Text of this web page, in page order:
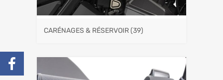
CARÉNAGES & RÉSERVOIR(39)